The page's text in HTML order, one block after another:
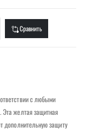
Сравнить
с любыми
желтая защитная
дополнительную защиту